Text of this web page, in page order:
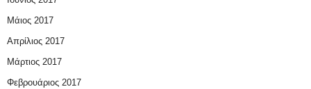
Μάιος 2017
Απρίλιος 2017
Μάρτιος 2017
Φεβρουάριος 2017